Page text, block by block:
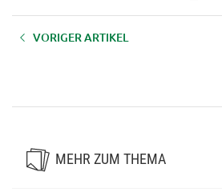
VORIGER ARTIKEL
MEHR ZUM THEMA